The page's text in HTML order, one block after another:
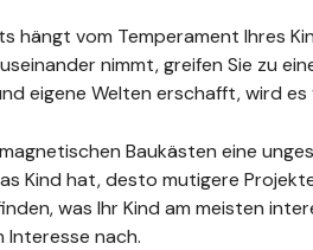
hängt vom Temperament Ihres
nimmt, greifen Sie zu
eigene Welten erschafft, wird
Baukästen eine
Kind hat, desto mutigere
was Ihr Kind am meisten
Interesse nach.